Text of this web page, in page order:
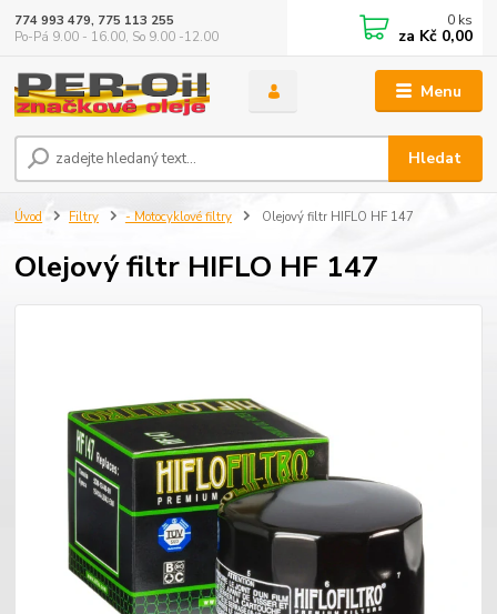
Menu
Hledat
774 993 479, 775 113 255
Po-Pá 9.00 - 16.00, So 9.00 -12.00
0 ks
za Kč 0,00
Úvod Filtry - Motocyklové filtry Olejový filtr HIFLO HF 147
Olejový filtr HIFLO HF 147